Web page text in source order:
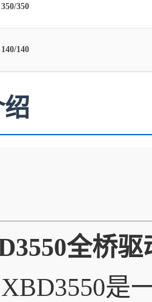
350/350
140/140
全桥
是一